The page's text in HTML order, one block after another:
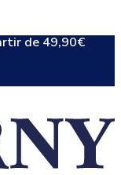
de 49,90€